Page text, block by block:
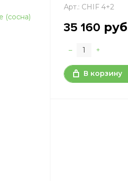
Арт.: CHIF 4+2
35 160
– +
В корзину